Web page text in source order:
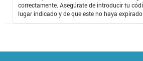
correctamente. Asegúrate de introducir tu
lugar indicado y de que este no haya expirado.